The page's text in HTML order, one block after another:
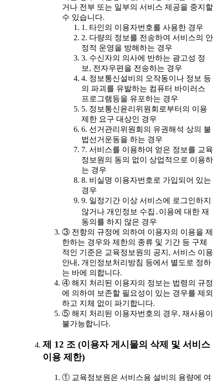
거나 전부 또는 일부의 서비스 제공을 중지할
수 있습니다.
1. 타인의 이용자번호를 사용한 경우
2. 다량의 정보를 전송하여 서비스의 안
정적 운영을 방해하는 경우
3. 수신자의 의사에 반하는 광고성 정
보, 전자우편을 전송하는 경우
4. 정보통신설비의 오작동이나 정보 등
의 파괴를 유발하는 컴퓨터 바이러스
프로그램등을 유포하는 경우
5. 정보통신윤리위원회로부터의 이용
제한 요구 대상인 경우
6. 선거관리위원회의 유권해석 상의 불
법선거운동을 하는 경우
7. 서비스를 이용하여 얻은 정보를 교육
정보원의 동의 없이 상업적으로 이용하
는 경우
8. 비실명 이용자번호로 가입되어 있는
경우
9. 일정기간 이상 서비스에 로그인하지
않거나 개인정보 수집․이용에 대한 재
동의를 하지 않은 경우
③ 전항의 규정에 의하여 이용자의 이용을 제
한하는 경우와 제한의 종류 및 기간 등 구체
적인 기준은 교육정보원의 공지, 서비스 이용
안내, 개인정보처리방침 등에서 별도로 정하
는 바에 의합니다.
④ 해지 처리된 이용자의 정보는 법령의 규정
에 의하여 보존할 필요성이 있는 경우를 제외
하고 지체 없이 파기합니다.
⑤ 해지 처리된 이용자번호의 경우, 재사용이
불가능합니다.
제 12 조 (이용자 게시물의 삭제 및 서비스
이용 제한)
① 교육정보원은 서비스용 설비의 용량에 여